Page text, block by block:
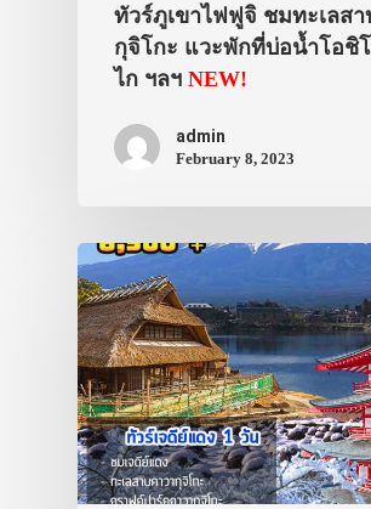
ทัวร์ภูเขาไฟฟูจิ ชมทะเลสา
กุจิโกะ แวะพักที่บ่อน้ำโอชิ
ไก ฯลฯ NEW!
admin
February 8, 2023